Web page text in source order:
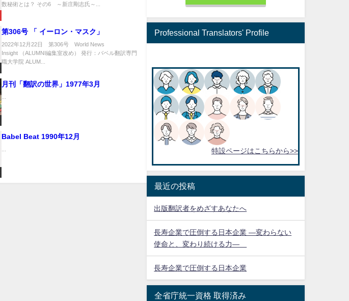
数秘術とは？ その6 ～新庄剛志氏～...
第306号 「 イーロン・マスク」
2022年12月22日 第306号 World News
Insight （ALUMNI編集室改め） 発行：バベル翻訳専門
職大学院 ALUM...
月刊「翻訳の世界」1977年3月
Babel Beat 1990年12月
Professional Translators' Profile
特設ページはこちらから>>
最近の投稿
出版翻訳者をめざすあなたへ
長寿企業で圧倒する日本企業 ―変わらない
使命と、変わり続ける力―
長寿企業で圧倒する日本企業
全省庁統一資格 取得済み